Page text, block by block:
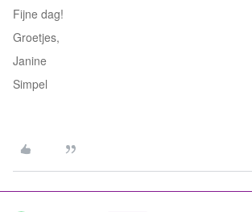
Fijne dag!
Groetjes,
Janine
Simpel